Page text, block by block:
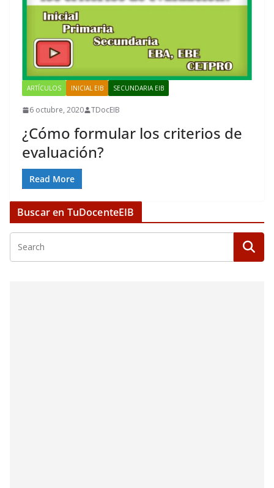
ARTÍCULOS INICIAL EIB SECUNDARIA EIB
6 octubre, 2020 TDocEIB
¿Cómo formular los criterios de
evaluación?
Read More
Buscar en TuDocenteEIB